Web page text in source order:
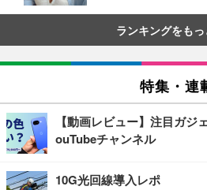
ランキングをも
特集・連
【動画レビュー】注目ガ
ouTubeチャンネル
10G光回線導入レポ